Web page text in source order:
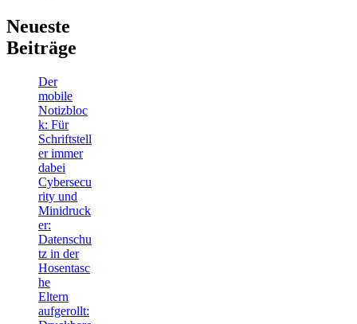
Neueste
Beiträge
Der
mobile
Notizbloc
k: Für
Schriftstell
er immer
dabei
Cybersecu
rity und
Minidruck
er:
Datenschu
tz in der
Hosentasc
he
Eltern
aufgerollt: